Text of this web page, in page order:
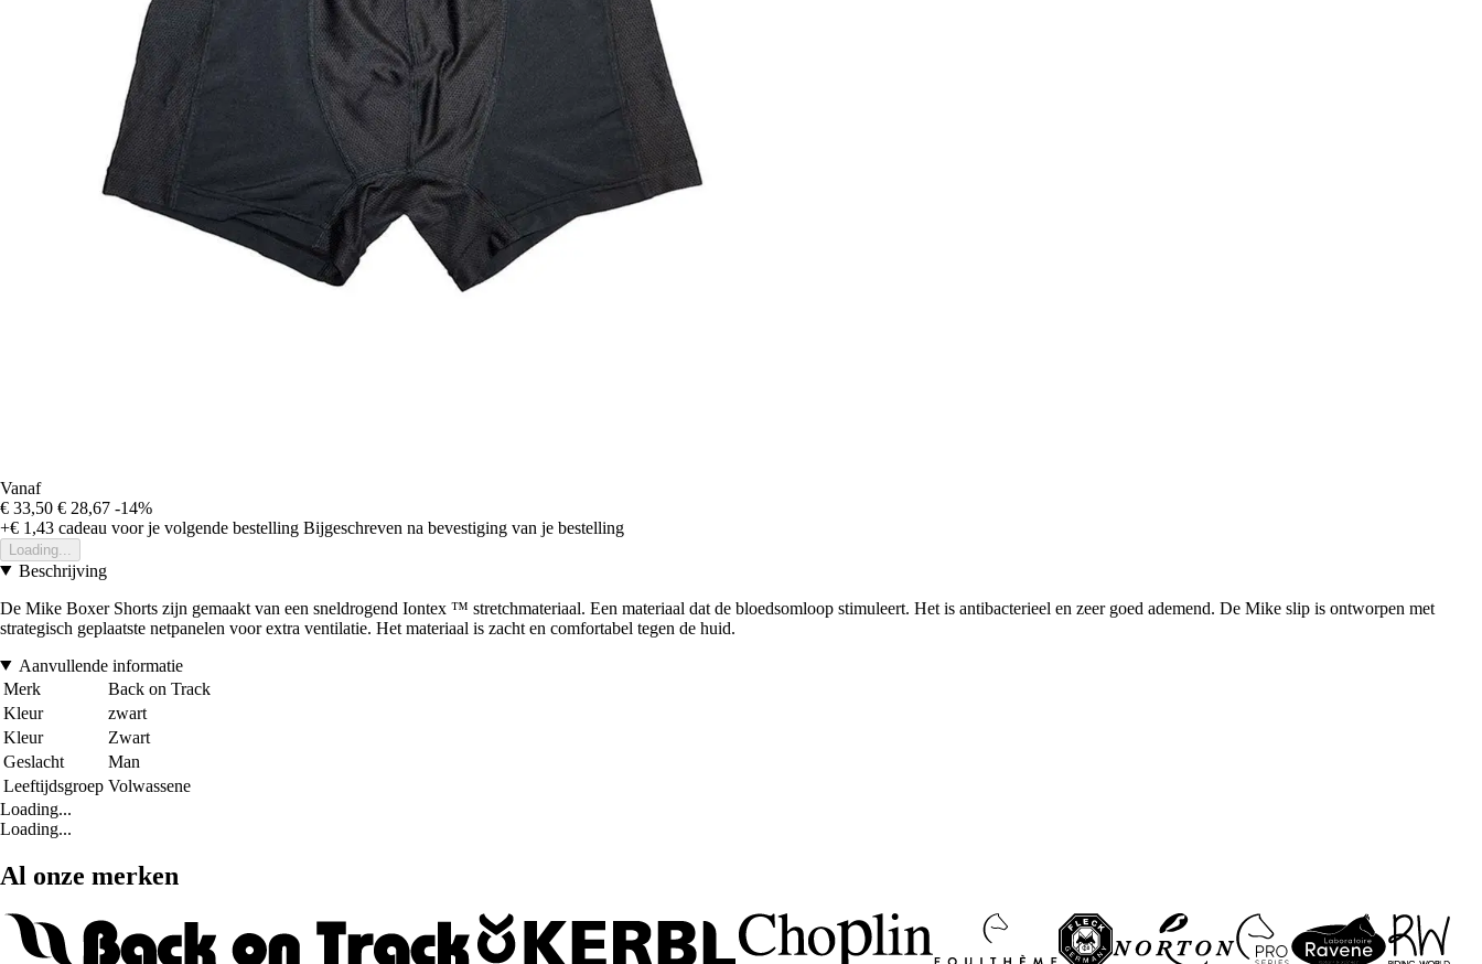
Vanaf
€ 33,50 € 28,67 -14%
+€ 1,43 cadeau voor je volgende bestelling Bijgeschreven na bevestiging van je bestelling
Loading...
Beschrijving
De Mike Boxer Shorts zijn gemaakt van een sneldrogend Iontex ™ stretchmateriaal. Een materiaal dat de bloedsomloop stimuleert. Het is antibacterieel en zeer goed ademend. De Mike slip is ontworpen met
strategisch geplaatste netpanelen voor extra ventilatie. Het materiaal is zacht en comfortabel tegen de huid.
Aanvullende informatie
Merk
Back on Track
Kleur
zwart
Kleur
Zwart
Geslacht
Man
Leeftijdsgroep Volwassene
Loading...
Loading...
Al onze merken